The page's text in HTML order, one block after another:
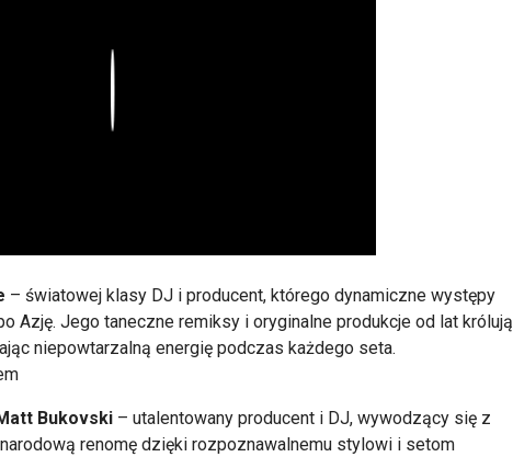
– światowej klasy DJ i producent, którego dynamiczne występy
Azję. Jego taneczne remiksy i oryginalne produkcje od lat królują
niepowtarzalną energię podczas każdego seta.
Bukovski – utalentowany producent i DJ, wywodzący się z
renomę dzięki rozpoznawalnemu stylowi i setom